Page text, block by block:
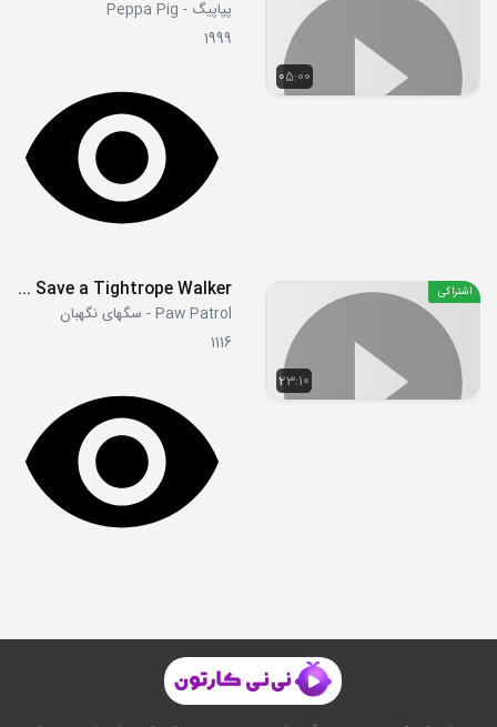
05:00
پپاپیگ - Peppa Pig
1999
23:10
اشتراکی S03E02 - Pups Save a Tightrope Walker
Paw Patrol - سگهای نگهبان
1116